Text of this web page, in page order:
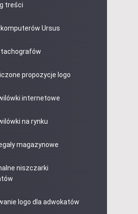
treści
Ursus
propozycje logo
internetowe
na rynku
magazynowe
niszczarki
logo dla adwokatów